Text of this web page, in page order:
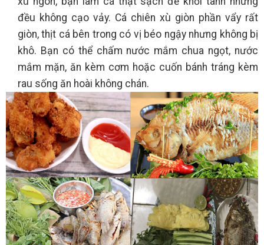
đều không cạo vảy. Cá chiên xù giòn phần vẩy rất
giòn, thịt cá bên trong có vị béo ngậy nhưng không bị
khô. Bạn có thể chấm nước mắm chua ngọt, nước
mắm mặn, ăn kèm cơm hoặc cuốn bánh tráng kèm
rau sống ăn hoài không chán.